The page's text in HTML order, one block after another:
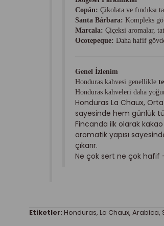
Copán: Çikolata ve fındıksı
Santa Bárbara: Kompleks
Marcala: Çiçeksi aromalar,
Ocotepeque: Daha hafif
Genel İzlenim
Honduras kahvesi genellikle
Honduras kahveleri daha
Honduras La Chaux,
sayesinde hem günlük
Fincanda ilk olarak
aromatik yapısı
çıkarır.
Ne çok sert ne çok hafif
Etiketler: Honduras, La Chaux, Arabica,